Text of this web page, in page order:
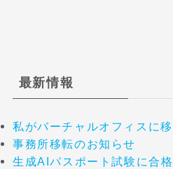
最新情報
私がバーチャルオフィスに
事務所移転のお知らせ
生成AIパスポート試験に合